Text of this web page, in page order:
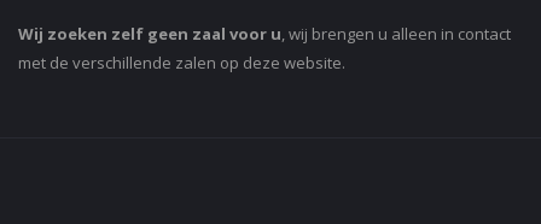
Wij zoeken zelf geen zaal voor u, wij brengen u alleen in contact
met de verschillende zalen op deze website.